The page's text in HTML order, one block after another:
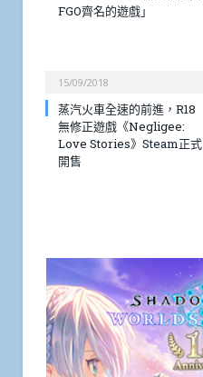
FGO齊名的遊戲」
15/09/2018
蒸汽火車全速的前進，R18
無修正遊戲《Negligee:
Love Stories》Steam正式
開售